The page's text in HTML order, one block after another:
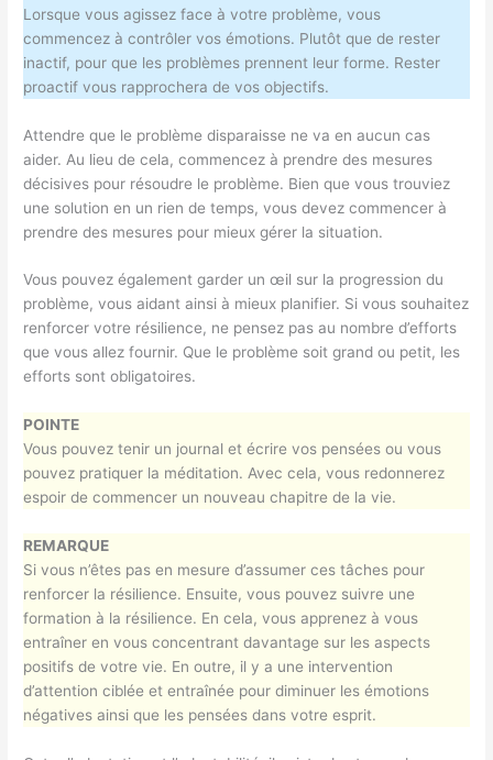
Lorsque vous agissez face à votre problème, vous
commencez à contrôler vos émotions. Plutôt que de rester
inactif, pour que les problèmes prennent leur forme. Rester
proactif vous rapprochera de vos objectifs.
Attendre que le problème disparaisse ne va en aucun cas
aider. Au lieu de cela, commencez à prendre des mesures
décisives pour résoudre le problème. Bien que vous trouviez
une solution en un rien de temps, vous devez commencer à
prendre des mesures pour mieux gérer la situation.
Vous pouvez également garder un œil sur la progression du
problème, vous aidant ainsi à mieux planifier. Si vous souhaitez
renforcer votre résilience, ne pensez pas au nombre d’efforts
que vous allez fournir. Que le problème soit grand ou petit, les
efforts sont obligatoires.
POINTE
Vous pouvez tenir un journal et écrire vos pensées ou vous
pouvez pratiquer la méditation. Avec cela, vous redonnerez
espoir de commencer un nouveau chapitre de la vie.
REMARQUE
Si vous n’êtes pas en mesure d’assumer ces tâches pour
renforcer la résilience. Ensuite, vous pouvez suivre une
formation à la résilience. En cela, vous apprenez à vous
entraîner en vous concentrant davantage sur les aspects
positifs de votre vie. En outre, il y a une intervention
d’attention ciblée et entraînée pour diminuer les émotions
négatives ainsi que les pensées dans votre esprit.